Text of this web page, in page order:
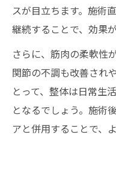
スが目立ちます。施術
継続することで、効果
さらに、筋肉の柔軟性
関節の不調も改善され
とって、整体は日常生
となるでしょう。施術
アと併用することで、